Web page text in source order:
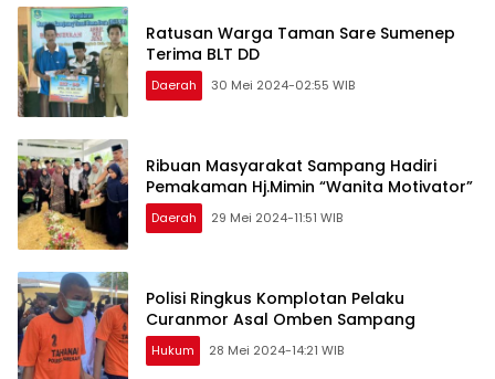
Ratusan Warga Taman Sare Sumenep
Terima BLT DD
Daerah 30 Mei 2024-02:55 WIB
Ribuan Masyarakat Sampang Hadiri
Pemakaman Hj.Mimin “Wanita Motivator”
Daerah 29 Mei 2024-11:51 WIB
Polisi Ringkus Komplotan Pelaku
Curanmor Asal Omben Sampang
Hukum 28 Mei 2024-14:21 WIB